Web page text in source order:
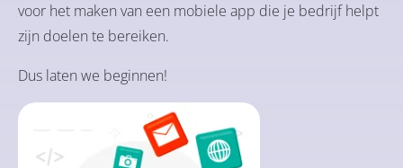
voor het maken van een mobiele app die je bedrijf helpt
zijn doelen te bereiken.
Dus laten we beginnen!